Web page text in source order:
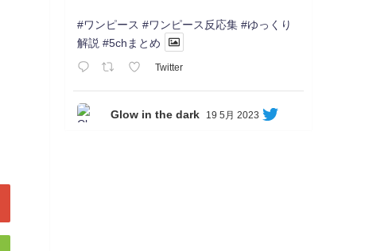
#ワンピース #ワンピース反応集 #ゆっくり
解説 #5chまとめ
Twitter
Glow in the dark 19 5月 2023